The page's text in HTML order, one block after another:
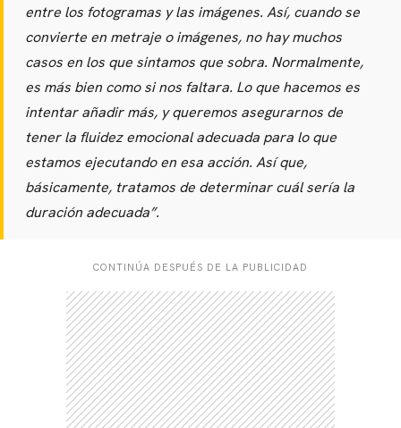
entre los fotogramas y las imágenes. Así, cuando se
convierte en metraje o imágenes, no hay muchos
casos en los que sintamos que sobra. Normalmente,
es más bien como si nos faltara. Lo que hacemos es
intentar añadir más, y queremos asegurarnos de
tener la fluidez emocional adecuada para lo que
estamos ejecutando en esa acción. Así que,
básicamente, tratamos de determinar cuál sería la
duración adecuada”.
CONTINÚA DESPUÉS DE LA PUBLICIDAD
CARREGANDO PUBLICIDADE